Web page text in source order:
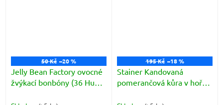
50 Kč –20 %
Jelly Bean Factory ovocné
žvýkací bonbóny (36 Huge
195 Kč –18 %
Stainer Kandovaná
pomerančová kůra v hořké